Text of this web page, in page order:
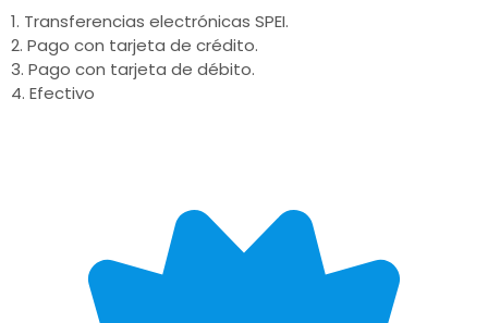
1. Transferencias electrónicas SPEI.
2. Pago con tarjeta de crédito.
3. Pago con tarjeta de débito.
4. Efectivo